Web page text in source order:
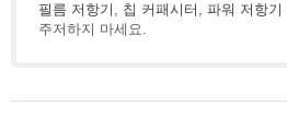
필름 저항기 , 칩 커패시터 , 파워 저항기
주저하지 마세요.